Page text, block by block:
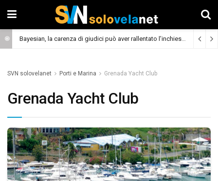
Bayesian, la carenza di giudici può aver rallentato l’inchiesta (Cronaca)
SVN solovelanet Porti e Marina Grenada Yacht Club
Grenada Yacht Club